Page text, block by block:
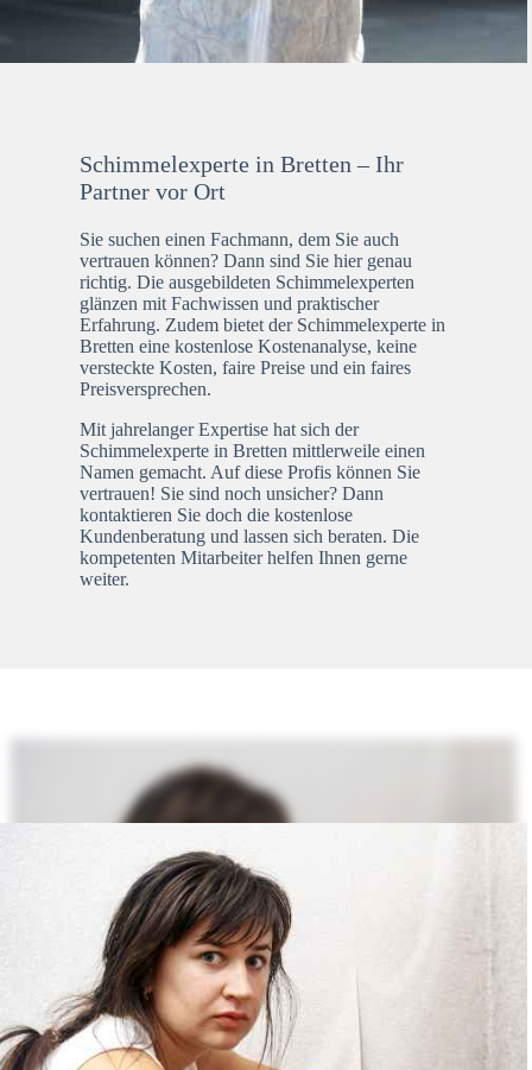
Schimmelexperte in Bretten – Ihr
Partner vor Ort
Sie suchen einen Fachmann, dem Sie auch
vertrauen können? Dann sind Sie hier genau
richtig. Die ausgebildeten Schimmelexperten
glänzen mit Fachwissen und praktischer
Erfahrung. Zudem bietet der Schimmelexperte in
Bretten eine kostenlose Kostenanalyse, keine
versteckte Kosten, faire Preise und ein faires
Preisversprechen.
Mit jahrelanger Expertise hat sich der
Schimmelexperte in Bretten mittlerweile einen
Namen gemacht. Auf diese Profis können Sie
vertrauen! Sie sind noch unsicher? Dann
kontaktieren Sie doch die kostenlose
Kundenberatung und lassen sich beraten. Die
kompetenten Mitarbeiter helfen Ihnen gerne
weiter.